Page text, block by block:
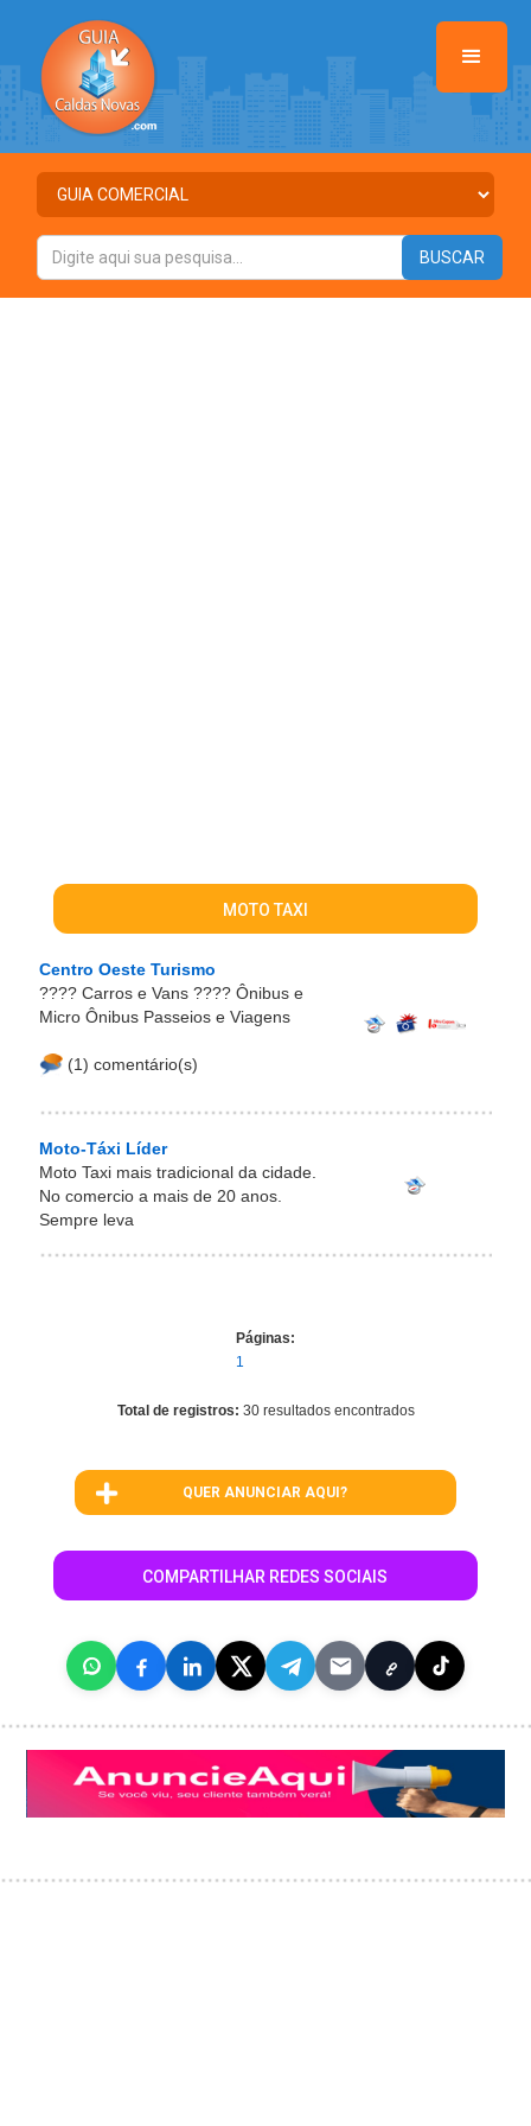
MOTO TAXI
Centro Oeste Turismo
???? Carros e Vans ???? Ônibus e
Micro Ônibus Passeios e Viagens
(1) comentário(s)
Moto-Táxi Líder
Moto Taxi mais tradicional da cidade.
No comercio a mais de 20 anos.
Sempre leva
Páginas:
1
Total de registros: 30 resultados encontrados
QUER ANUNCIAR AQUI?
COMPARTILHAR REDES SOCIAIS